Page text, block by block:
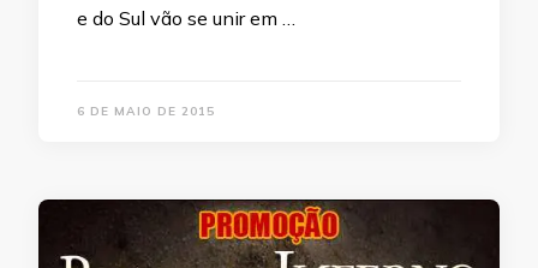
e do Sul vão se unir em …
6 DE MAIO DE 2015